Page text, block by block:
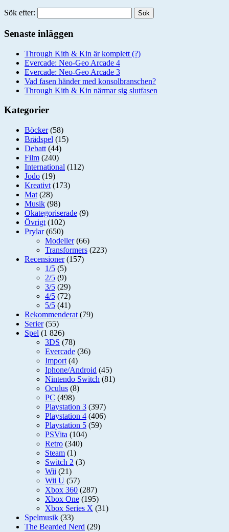
Sök efter:
Senaste inläggen
Through Kith & Kin är komplett (?)
Evercade: Neo-Geo Arcade 4
Evercade: Neo-Geo Arcade 3
Vad fasen händer med konsolbranschen?
Through Kith & Kin närmar sig slutfasen
Kategorier
Böcker(58)
Brädspel (15)
Debatt (44)
Film (240)
International (112)
Jodo (19)
Kreativt (173)
Mat (28)
Musik (98)
Okategoriserade (9)
Övrigt (102)
Prylar(650)
Modeller(66)
Transformers (223)
Recensioner(157)
1/5 (5)
2/5 (9)
3/5 (29)
4/5 (72)
5/5 (41)
Rekommenderat (79)
Serier(55)
Spel (1 826)
3DS (78)
Evercade (36)
Import (4)
Iphone/Android (45)
Nintendo Switch (81)
Oculus (8)
PC (498)
Playstation 3 (397)
Playstation 4 (406)
Playstation 5 (59)
PSVita (104)
Retro (340)
Steam (1)
Switch 2 (3)
Wii (21)
Wii U (57)
Xbox 360 (287)
Xbox One (195)
Xbox Series X (31)
Spelmusik (33)
The Bearded Nerd (29)